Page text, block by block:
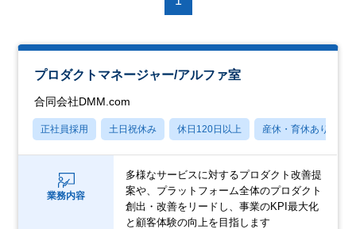
プロダクトマネージャー/アルファ室
合同会社DMM.com
正社員採用 土日祝休み 休日120日以上 産休・育休あり
業務内容
多様なサービスに対するプロダクト改善提
案や、プラットフォーム全体のプロダクト
創出・改善をリードし、事業のKPI最大化
と顧客体験の向上を目指します